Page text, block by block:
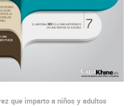
que imparto a niños y adultos